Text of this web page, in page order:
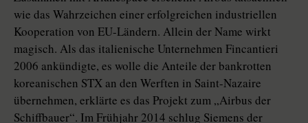
wie das Wahrzeichen einer erfolgreichen industriellen
Kooperation von EU-Ländern. Allein der Name wirkt
magisch. Als das italienische Unternehmen Fincantieri
2006 ankündigte, es wolle die Anteile der bankrotten
koreanischen STX an den Werften in Saint-Nazaire
übernehmen, erklärte es das Projekt zum „Airbus der
Schiffbauer“. Im Frühjahr 2014 schlug Siemens der